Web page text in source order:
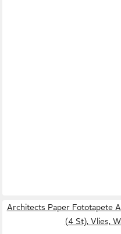
Architects Paper Fototapete
(4 St), Vlies,